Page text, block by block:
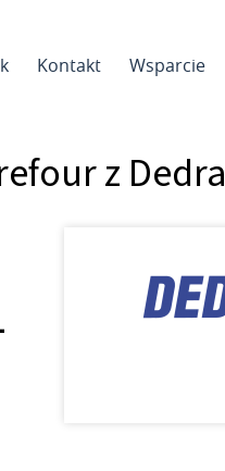
Kontakt Wsparcie
z Dedra